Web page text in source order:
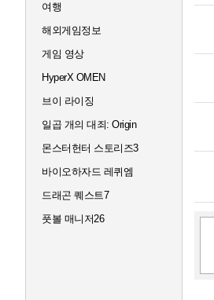
여행
해외게임정보
게임 영상
HyperX OMEN
브이 라이징
일곱 개의 대죄: Origin
몬스터헌터 스토리즈3
바이오하자드 레퀴엠
드래곤 퀘스트7
풋볼 매니저26